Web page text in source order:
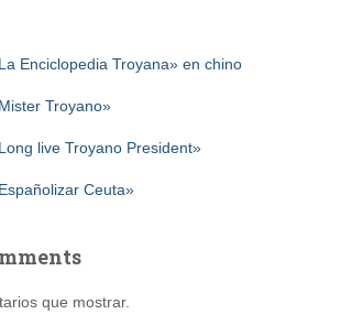
Enciclopedia Troyana» en chino
Troyano»
live Troyano President»
Ceuta»
que mostrar.